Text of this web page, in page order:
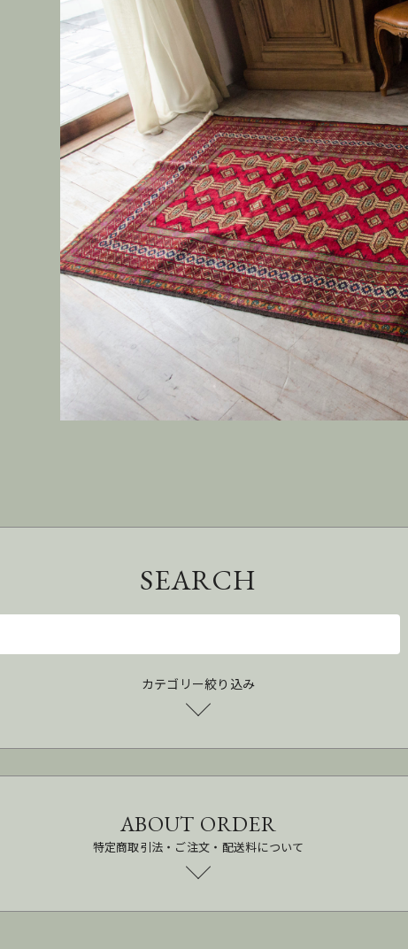
SEARCH
カテゴリー絞り込み
ABOUT ORDER
特定商取引法・ご注文・配送料について